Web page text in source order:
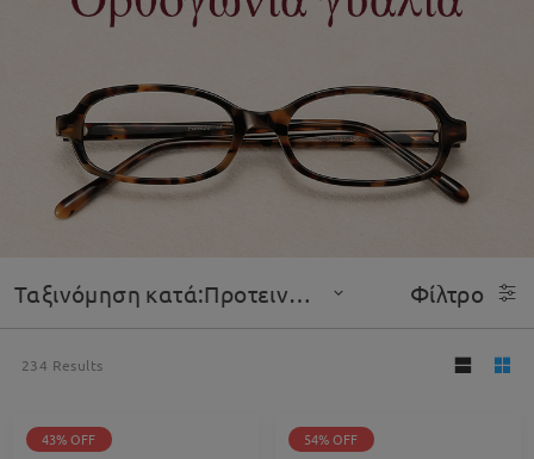
Ταξινόμηση κατά:Προτεινόμενο Φίλτρο
234 Results
43% OFF 54% OFF